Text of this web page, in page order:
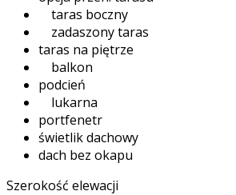
taras boczny
zadaszony taras
taras na piętrze
balkon
podcień
lukarna
portfenetr
świetlik dachowy
dach bez okapu
Szerokość elewacji